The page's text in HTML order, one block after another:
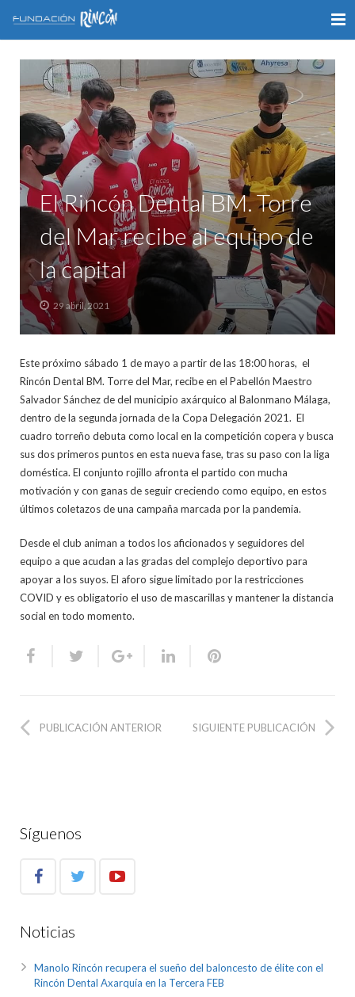
INICIO
LA FUNDACIÓN
APOYO AL DEPORTE
GALERÍA
VÍDEOS
COLABORA
CONTACTO
El Rincón Dental BM. Torre
del Mar recibe al equipo de
la capital
29 abril, 2021
Este próximo sábado 1 de mayo a partir de las 18:00 horas, el
Rincón Dental BM. Torre del Mar, recibe en el Pabellón Maestro
Salvador Sánchez de del municipio axárquico al Balonmano Málaga,
dentro de la segunda jornada de la Copa Delegación 2021. El
cuadro torreño debuta como local en la competición copera y busca
sus dos primeros puntos en esta nueva fase, tras su paso con la liga
doméstica. El conjunto rojillo afronta el partido con mucha
motivación y con ganas de seguir creciendo como equipo, en estos
últimos coletazos de una campaña marcada por la pandemia.
Desde el club animan a todos los aficionados y seguidores del
equipo a que acudan a las gradas del complejo deportivo para
apoyar a los suyos. El aforo sigue limitado por la restricciones
COVID y es obligatorio el uso de mascarillas y mantener la distancia
social en todo momento.
PUBLICACIÓN ANTERIOR SIGUIENTE PUBLICACIÓN
Síguenos
Noticias
Manolo Rincón recupera el sueño del baloncesto de élite con el
Rincón Dental Axarquía en la Tercera FEB